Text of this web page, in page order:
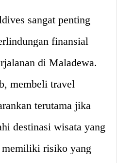
sangat penting
finansial
di Maladewa.
membeli travel
terutama jika
destinasi wisata yang
memiliki risiko yang